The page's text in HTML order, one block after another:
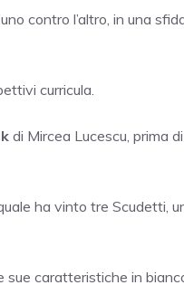
contro l’altro, in una
curricula.
di Mircea Lucescu, prima
ha vinto tre Scudetti,
caratteristiche in